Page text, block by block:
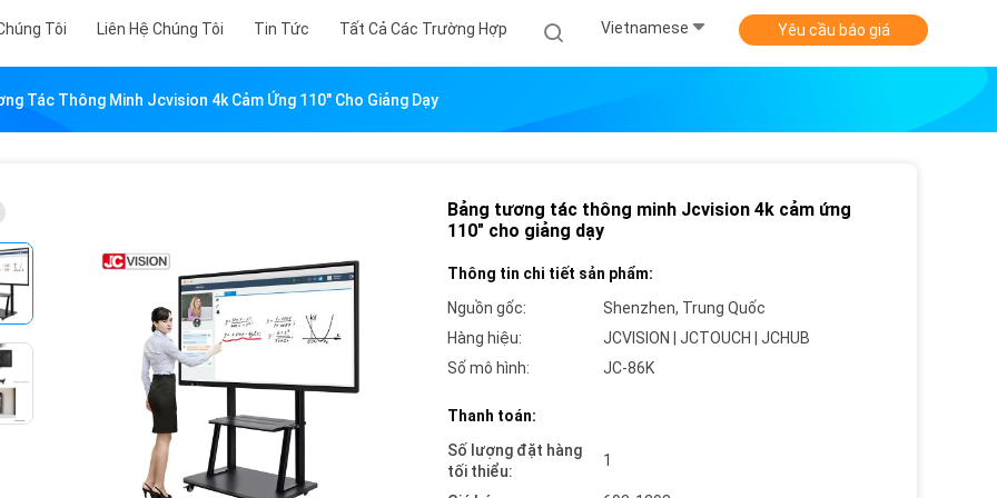
Tôi Liên Hệ Chúng Tôi Tin Tức Tất Cả Các Trường Hợp Vietnamese Yêu cầu báo giá
Tác Thông Minh Jcvision 4k Cảm Ứng 110" Cho Giảng Dạy
Bảng tương tác thông minh Jcvision 4k cảm ứng
110" cho giảng dạy
Thông tin chi tiết sản phẩm:
Nguồn gốc:
Shenzhen, Trung Quốc
Hàng hiệu:
JCVISION | JCTOUCH | JCHUB
Số mô hình:
JC-86K
Thanh toán:
Số lượng đặt hàng
tối thiểu:
1